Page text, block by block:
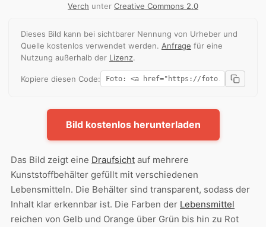
Verch unter Creative Commons 2.0
Dieses Bild kann bei sichtbarer Nennung von Urheber und
Quelle kostenlos verwendet werden. Anfrage für eine
Nutzung außerhalb der Lizenz.
Kopiere diesen Code:
Bild kostenlos herunterladen
Das Bild zeigt eine Draufsicht auf mehrere
Kunststoffbehälter gefüllt mit verschiedenen
Lebensmitteln. Die Behälter sind transparent, sodass der
Inhalt klar erkennbar ist. Die Farben der Lebensmittel
reichen von Gelb und Orange über Grün bis hin zu Rot